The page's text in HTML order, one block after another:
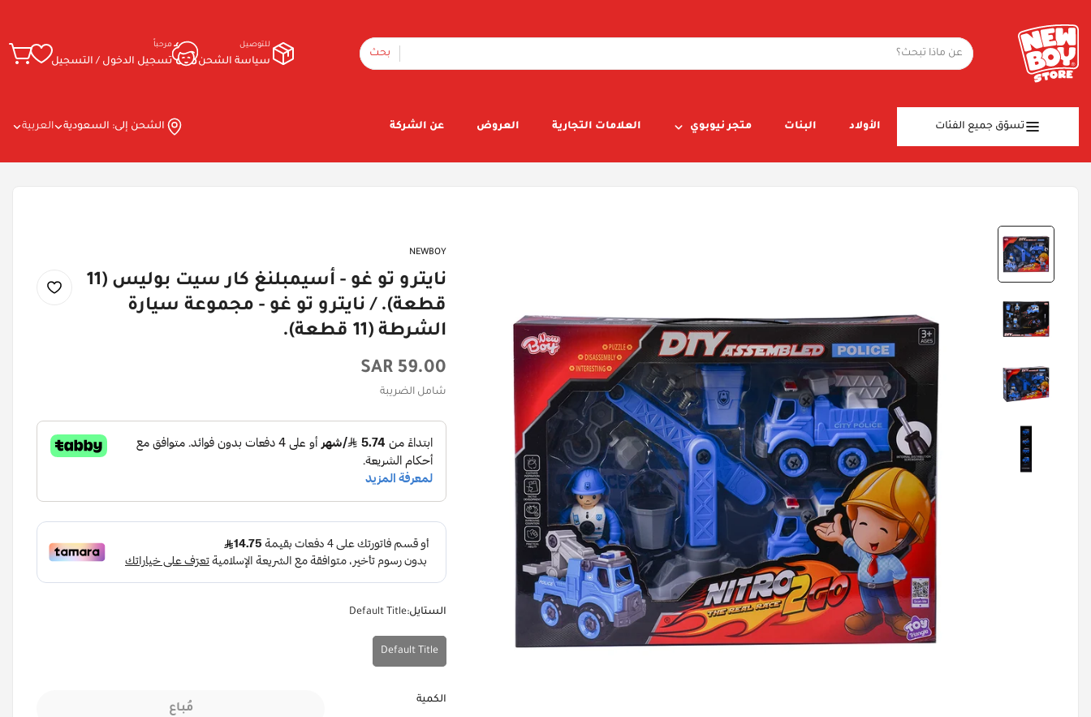
بحث
للتوصيل
سياسة الشحن
مرحباً
تسجيل الدخول / التسجيل
تسوّق جميع الفئات الأولاد البنات متجر نيوبوي العلامات التجارية العروض عن الشركة الشحن إلى: السعودية العربية
NEWBOY
نايترو تو غو - أسيمبلنغ كار سيت بوليس (11
قطعة). / نايترو تو غو - مجموعة سيارة
الشرطة (11 قطعة).
السعر
الأصلي
59.00 SAR
شامل الضريبة
الستايل:Default Title
Default Title
الكمية
مُباع